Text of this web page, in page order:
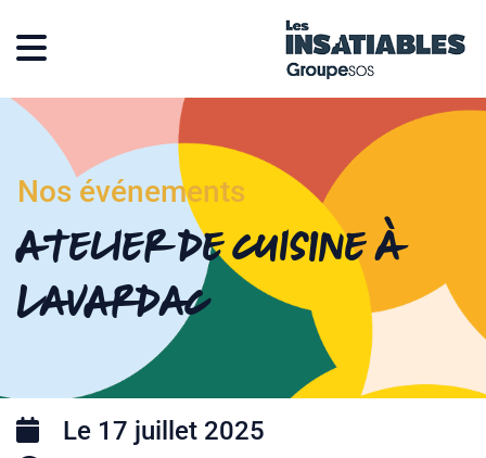
Nos événements
Atelier de cuisine à
Lavardac
Le 17 juillet 2025